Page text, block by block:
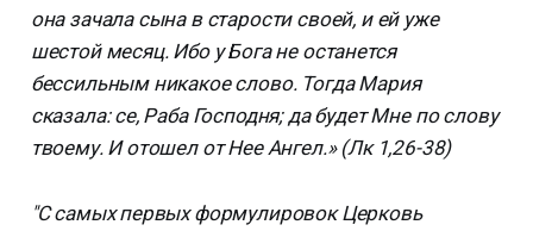
она зачала сына в старости своей, и ей уже
шестой месяц. Ибо у Бога не останется
бессильным никакое слово. Тогда Мария
сказала: се, Раба Господня; да будет Мне по слову
твоему. И отошел от Нее Ангел.» (Лк 1,26-38)
"С самых первых формулировок Церковь